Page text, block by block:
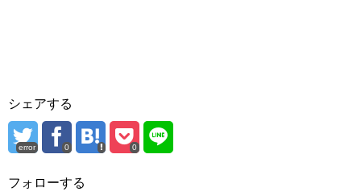
シェアする
error 0 0
フォローする